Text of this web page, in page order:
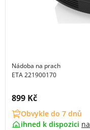
Nádoba na prach
ETA 221900170
Cena s DPH:
899 Kč
Obvykle do 7 dnů
ihned k dispozici na